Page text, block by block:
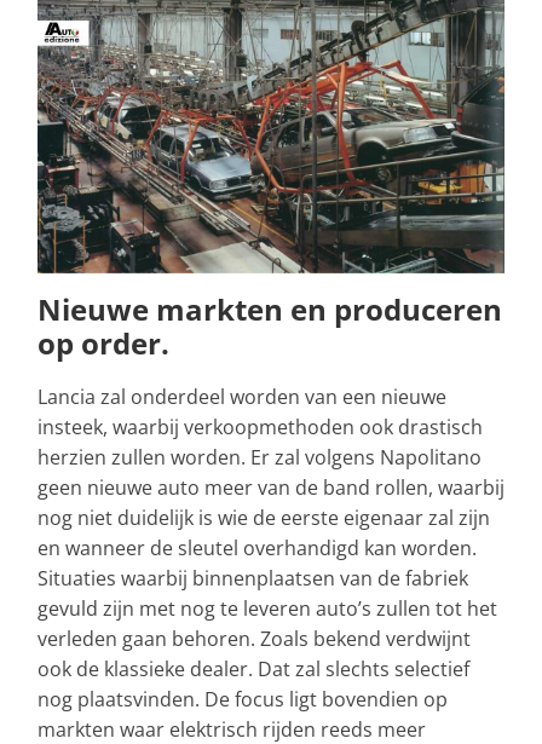
Nieuwe markten en produceren
op order.
Lancia zal onderdeel worden van een nieuwe
insteek, waarbij verkoopmethoden ook drastisch
herzien zullen worden. Er zal volgens Napolitano
geen nieuwe auto meer van de band rollen, waarbij
nog niet duidelijk is wie de eerste eigenaar zal zijn
en wanneer de sleutel overhandigd kan worden.
Situaties waarbij binnenplaatsen van de fabriek
gevuld zijn met nog te leveren auto’s zullen tot het
verleden gaan behoren. Zoals bekend verdwijnt
ook de klassieke dealer. Dat zal slechts selectief
nog plaatsvinden. De focus ligt bovendien op
markten waar elektrisch rijden reeds meer